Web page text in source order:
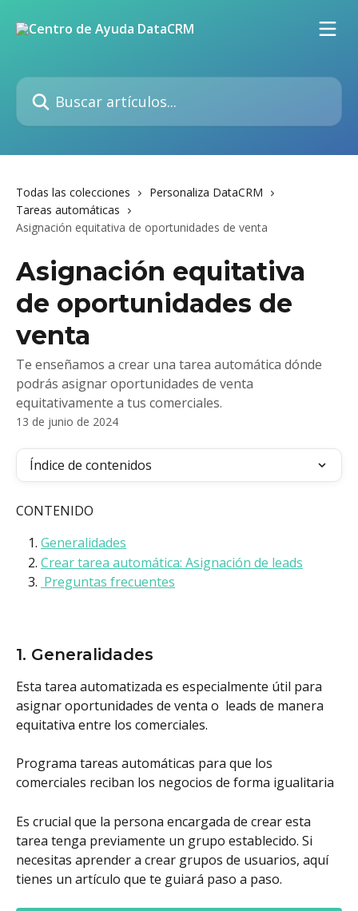
Buscar artículos...
Todas las colecciones
Personaliza DataCRM
Tareas automáticas
Asignación equitativa de oportunidades de venta
Asignación equitativa
de oportunidades de
venta
Te enseñamos a crear una tarea automática dónde
podrás asignar oportunidades de venta
equitativamente a tus comerciales.
13 de junio de 2024
Índice de contenidos
CONTENIDO
Generalidades
Crear tarea automática: Asignación de leads
Preguntas frecuentes
1. Generalidades
Esta tarea automatizada es especialmente útil para
asignar oportunidades de venta o  leads de manera
equitativa entre los comerciales.
Programa tareas automáticas para que los
comerciales reciban los negocios de forma igualitaria
Es crucial que la persona encargada de crear esta
tarea tenga previamente un grupo establecido. Si
necesitas aprender a crear grupos de usuarios, aquí
tienes un artículo que te guiará paso a paso.